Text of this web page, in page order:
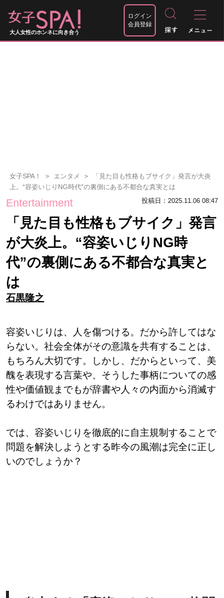
大人女性のホンネに向き合う
ログイン
会員登録
女子SPA！ エンタメ
「見た目も性格もブサイク」発言が大炎
上。“容姿いじりNG時代”の裏側にある不都合な真実とは
Entertainment 投稿日：2025.11.06 08:47
「見た目も性格もブサイク」発言
が大炎上。“容姿いじりNG時
代”の裏側にある不都合な真実と
は
石黒隆之
容姿いじりは、人を傷つける。だから許してはな
らない。社会全体がその意識を共有することは、
もちろん大切です。しかし、だからといって、美
醜を表現する言葉や、そうした事柄についての感
性や価値観までもが辞書や人々の内面から消滅す
るわけではありません。
では、容姿いじりを徹底的に自主規制することで
問題を解決しようとする昨今の風潮は完全に正し
いのでしょうか？